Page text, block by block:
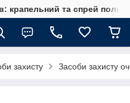
та спрей полив,
захисту Засоби захисту